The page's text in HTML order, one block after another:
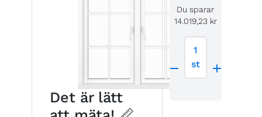
Det är lätt
Du sparar
14.019,23 kr
1
st